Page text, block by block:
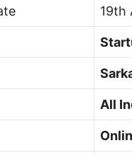
19th
All